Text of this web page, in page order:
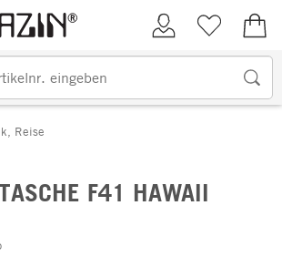
Kundenkonto
Merkliste
Reise
F41 HAWAII